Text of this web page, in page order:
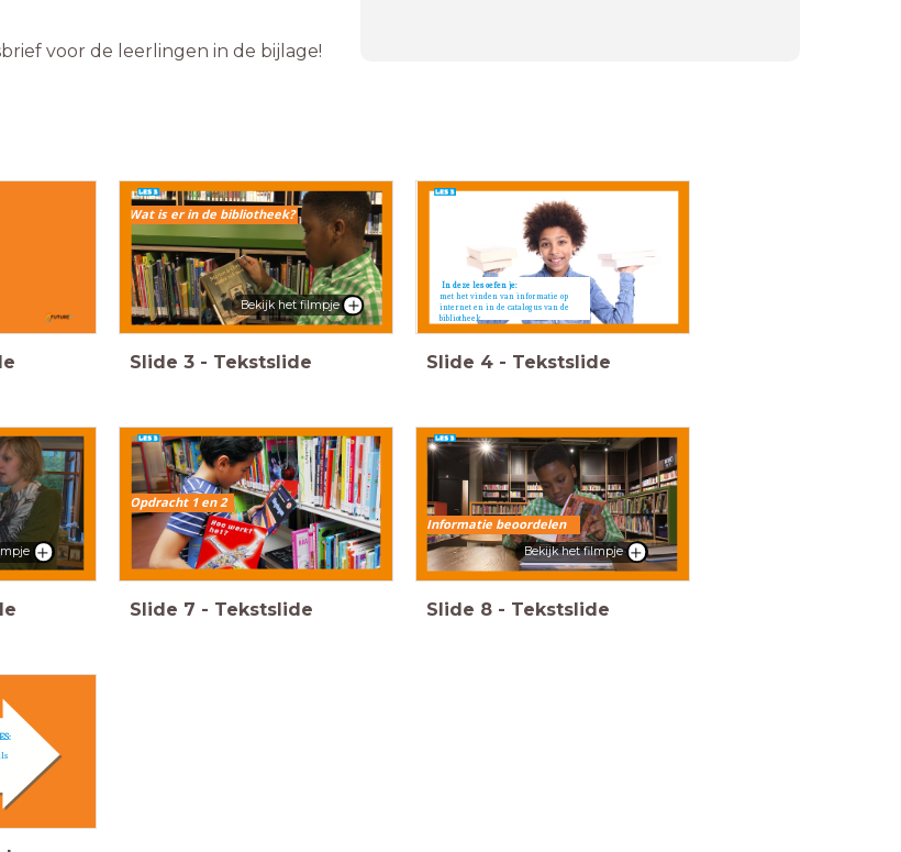
voor de leerlingen in de bijlage!
Wat is er in de bibliotheek?
Bekijk het filmpje
Slide 3 - Tekstslide
In deze les oefen je:
met het vinden van informatie op
internet en in de catalogus van de
bibliotheek.
Slide 4 - Tekstslide
Opdracht 1 en 2
Slide 7 - Tekstslide
Informatie beoordelen
Bekijk het filmpje
Slide 8 - Tekstslide